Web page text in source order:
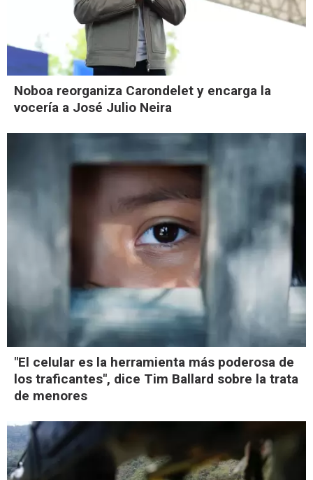
Noboa reorganiza Carondelet y encarga la
vocería a José Julio Neira
"El celular es la herramienta más poderosa de
los traficantes", dice Tim Ballard sobre la trata
de menores